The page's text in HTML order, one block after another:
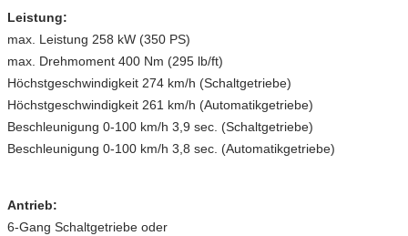
Leistung:
max. Leistung 258 kW (350 PS)
max. Drehmoment 400 Nm (295 lb/ft)
Höchstgeschwindigkeit 274 km/h (Schaltgetriebe)
Höchstgeschwindigkeit 261 km/h (Automatikgetriebe)
Beschleunigung 0-100 km/h 3,9 sec. (Schaltgetriebe)
Beschleunigung 0-100 km/h 3,8 sec. (Automatikgetriebe)
Antrieb:
6-Gang Schaltgetriebe oder